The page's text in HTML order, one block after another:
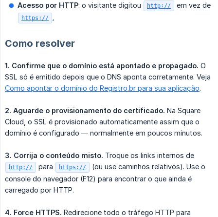
Acesso por HTTP: o visitante digitou http:// em vez de
https:// .
Como resolver
1. Confirme que o domínio está apontado e propagado. O
SSL só é emitido depois que o DNS aponta corretamente. Veja
Como apontar o domínio do Registro.br para sua aplicação.
2. Aguarde o provisionamento do certificado. Na Square
Cloud, o SSL é provisionado automaticamente assim que o
domínio é configurado — normalmente em poucos minutos.
3. Corrija o conteúdo misto. Troque os links internos de
http:// para https://
(ou use caminhos relativos). Use o
console do navegador (F12) para encontrar o que ainda é
carregado por HTTP.
4. Force HTTPS. Redirecione todo o tráfego HTTP para